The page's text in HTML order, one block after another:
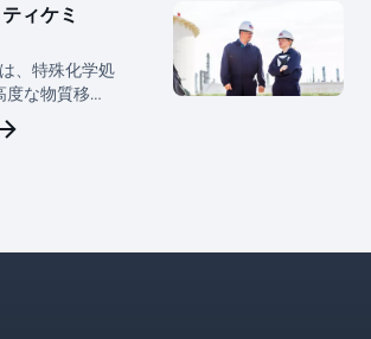
より強力な
できるよう
当社の物質移
離ソリューシ
プット、ラ
率、ターン
ィケミ
、特殊化学処
な物質移動
リューショ
品の品質、